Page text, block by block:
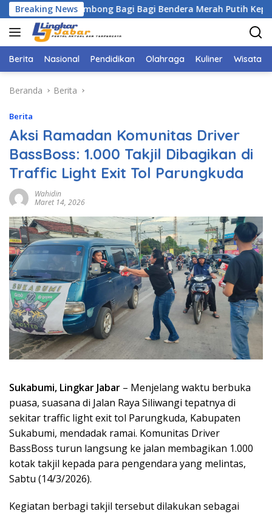
Langsung
ke
konten
Breaking News
Cigombong Bagi Bagi Bendera Merah Putih Kepada
Berita Nasional Pendidikan Olahraga Kuliner Wisata
Beranda Berita
Berita
Aksi Ramadan Komunitas Driver
BassBoss: 1.000 Takjil Dibagikan di
Traffic Light Exit Tol Parungkuda
Wahidin
Maret 14, 2026
Sukabumi, Lingkar Jabar – Menjelang waktu berbuka
puasa, suasana di Jalan Raya Siliwangi tepatnya di
sekitar traffic light exit tol Parungkuda, Kabupaten
Sukabumi, mendadak ramai. Komunitas Driver
BassBoss turun langsung ke jalan membagikan 1.000
kotak takjil kepada para pengendara yang melintas,
Sabtu (14/3/2026).
Kegiatan berbagi takjil tersebut dilakukan sebagai